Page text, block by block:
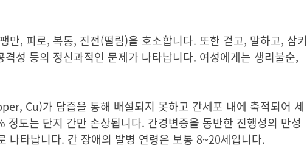
, 피로, 복통, 진전(떨림)을 호소합니다. 또한 걷고, 말하고, 삼키
성 등의 정신과적인 문제가 나타납니다. 여성에게는 생리불순,
Cu)가 담즙을 통해 배설되지 못하고 간세포 내에 축적되어 세
도는 단지 간만 손상됩니다. 간경변증을 동반한 진행성의 만성
나타납니다. 간 장애의 발병 연령은 보통 8~20세입니다.